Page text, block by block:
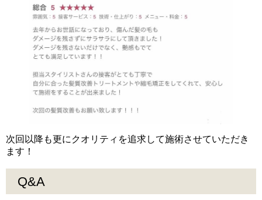
次回以降も更にクオリティを追求して施術させていただき
ます！
Q&A